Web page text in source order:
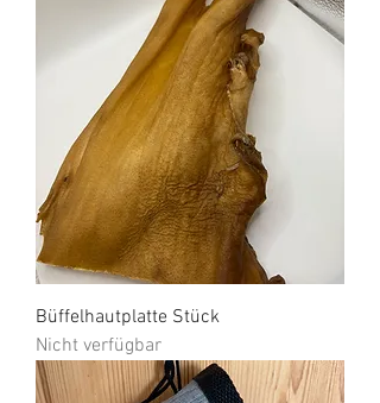
Büffelhautplatte Stück
Nicht verfügbar